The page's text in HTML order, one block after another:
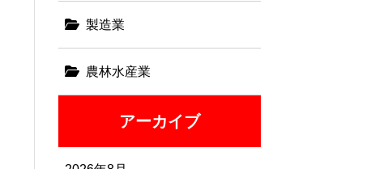
製造業
農林水産業
アーカイブ